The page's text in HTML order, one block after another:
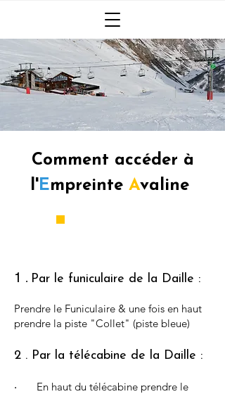
Comment accéder à
l'Empreinte Avaline
​1 . Par le funiculaire de la Daille :
Prendre le Funiculaire & une fois en haut
prendre la piste "Collet" (piste bleue)
2 . Par la télécabine de la Daille :
· En haut du télécabine prendre le